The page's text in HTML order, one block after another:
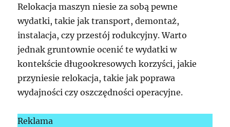
Relokacja maszyn niesie za sobą pewne
wydatki, takie jak transport, demontaż,
instalacja, czy przestój rodukcyjny. Warto
jednak gruntownie ocenić te wydatki w
kontekście długookresowych korzyści, jakie
przyniesie relokacja, takie jak poprawa
wydajności czy oszczędności operacyjne.
Reklama